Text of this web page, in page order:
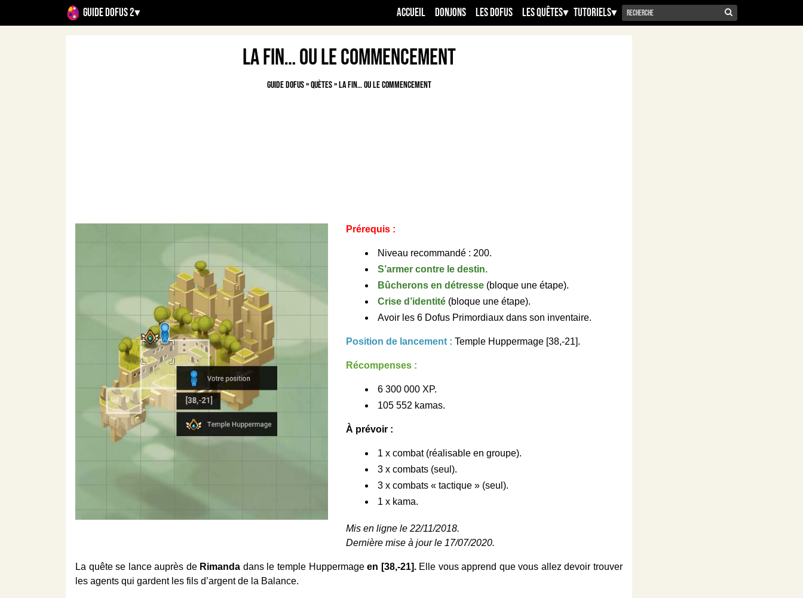
Guide Dofus 2▾ Accueil Donjons Les Dofus Les Quêtes▾ Tutoriels▾
La fin… ou le commencement
Guide Dofus»Quètes»La fin… ou le commencement
Prérequis :
Niveau recommandé : 200.
S’armer contre le destin.
Bûcherons en détresse (bloque une étape).
Crise d’identité (bloque une étape).
Avoir les 6 Dofus Primordiaux dans son inventaire.
Position de lancement : Temple Huppermage [38,-21].
Récompenses :
6 300 000 XP.
105 552 kamas.
À prévoir :
1 x combat (réalisable en groupe).
3 x combats (seul).
3 x combats « tactique » (seul).
1 x kama.
Mis en ligne le 22/11/2018.
Dernière mise à jour le 17/07/2020.
La quête se lance auprès de Rimanda dans le temple Huppermageen [38,-21].Elle vous apprend que vous allez devoir trouver
les agents qui gardent les fils d’argent de la Balance.